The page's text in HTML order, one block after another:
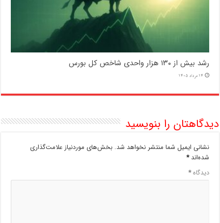
رشد بیش از ۱۳۰ هزار واحدی شاخص کل بورس
14 مرداد 1405
دیدگاهتان را بنویسید
نشانی ایمیل شما منتشر نخواهد شد. بخش‌های موردنیاز علامت‌گذاری
شده‌اند*
دیدگاه*